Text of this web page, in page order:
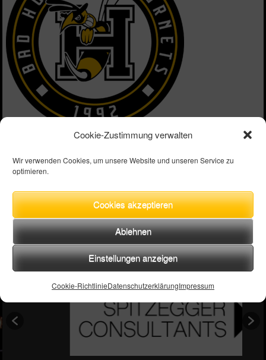
Cookie-Zustimmung verwalten
Wir verwenden Cookies, um unsere Website und unseren Service zu
optimieren.
Cookies akzeptieren
Ablehnen
Einstellungen anzeigen
Cookie-RichtlinieDatenschutzerklärungImpressum
Nationalität Deutschland
Aktuelle Mannschaft Bad Homburg Hornets (T-Ball)
UNSERE PARTNER